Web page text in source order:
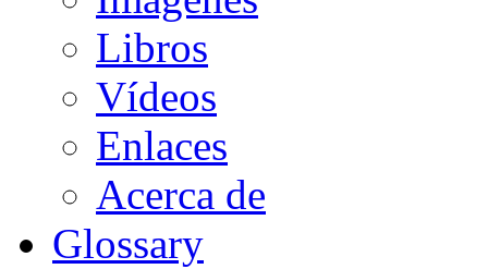
Libros
Vídeos
Enlaces
Acerca de
Glossary